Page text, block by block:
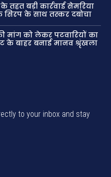
के तहत बड़ी कार्रवाई सेमरिया
के साथ तस्कर दबोचा
मांग को लेकर पटवारियों का
के बाहर बनाई मानव श्रृंखला
to your inbox and stay